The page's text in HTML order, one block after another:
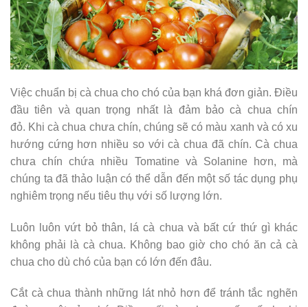
Việc chuẩn bị cà chua cho chó của bạn khá đơn giản. Điều
đầu tiên và quan trọng nhất là đảm bảo cà chua chín
đỏ. Khi cà chua chưa chín, chúng sẽ có màu xanh và có xu
hướng cứng hơn nhiều so với cà chua đã chín. Cà chua
chưa chín chứa nhiều Tomatine và Solanine hơn, mà
chúng ta đã thảo luận có thể dẫn đến một số tác dụng phụ
nghiêm trọng nếu tiêu thụ với số lượng lớn.
Luôn luôn vứt bỏ thân, lá cà chua và bất cứ thứ gì khác
không phải là cà chua. Không bao giờ cho chó ăn cả cà
chua cho dù chó của bạn có lớn đến đâu.
Cắt cà chua thành những lát nhỏ hơn để tránh tắc nghẽn